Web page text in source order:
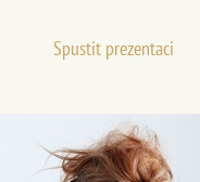
Spustit prezentaci